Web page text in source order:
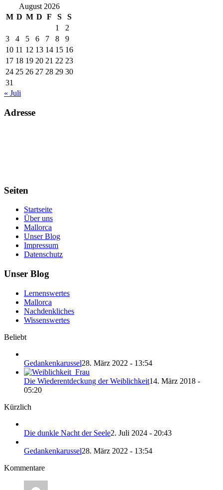
August 2026
M D M D F S
S
1
2
3
4 5 6 7 8
9
10 11 12 13 14 15 16
17 18 19 20 21 22 23
24 25 26 27 28 29 30
31
« Juli
Adresse
Seiten
Startseite
Über uns
Mallorca
Unser Blog
Impressum
Datenschutz
Unser Blog
Lernenswertes
Mallorca
Nachdenkliches
Wissenswertes
Beliebt
Gedankenkarussel28. März 2022 - 13:54
Die Wiederentdeckung der Weiblichkeit14. März 2018 -
05:20
Kürzlich
Die dunkle Nacht der Seele2. Juli 2024 - 20:43
Gedankenkarussel28. März 2022 - 13:54
Kommentare